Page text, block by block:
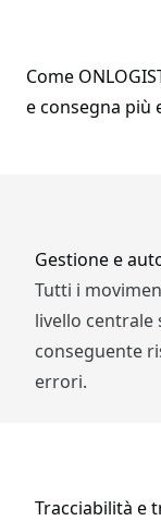
Come
e consegna più
Gestione e
Tutti i
livello
conseguente
errori.
Tracciabilità e